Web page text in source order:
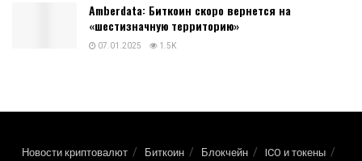
Amberdata: Биткоин скоро вернется на
«шестизначную территорию»
07.01.2025 1.5K
Новости криптовалют Биткоин Блокчейн
ICO и токены